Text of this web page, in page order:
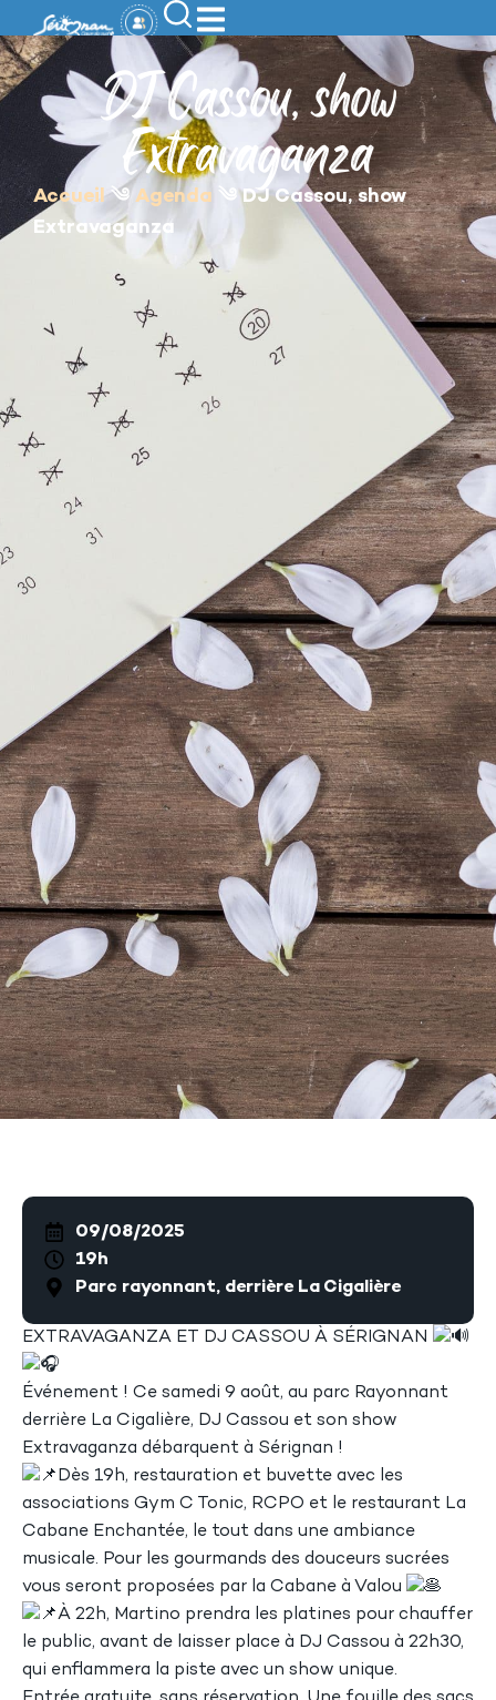
principal
DJ Cassou, show
Extravaganza
Accueil༄Agenda ༄DJ Cassou, show
Extravaganza
09/08/2025
19h
Parc rayonnant, derrière La Cigalière
EXTRAVAGANZA ET DJ CASSOU À SÉRIGNAN
Événement ! Ce samedi 9 août, au parc Rayonnant
derrière La Cigalière, DJ Cassou et son show
Extravaganza débarquent à Sérignan !
Dès 19h, restauration et buvette avec les
associations Gym C Tonic, RCPO et le restaurant La
Cabane Enchantée, le tout dans une ambiance
musicale. Pour les gourmands des douceurs sucrées
vous seront proposées par la Cabane à Valou
À 22h, Martino prendra les platines pour chauffer
le public, avant de laisser place à DJ Cassou à 22h30,
qui enflammera la piste avec un show unique.